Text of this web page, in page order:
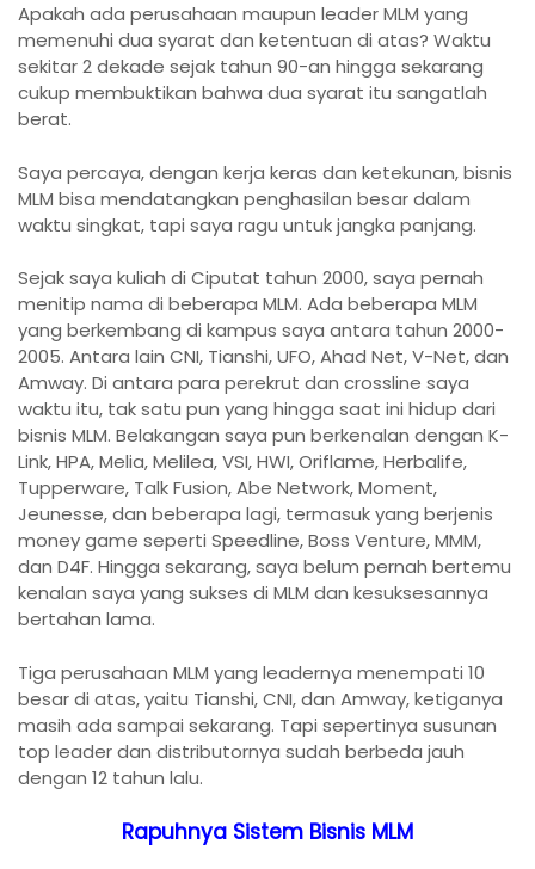
Apakah ada perusahaan maupun leader MLM yang
memenuhi dua syarat dan ketentuan di atas? Waktu
sekitar 2 dekade sejak tahun 90-an hingga sekarang
cukup membuktikan bahwa dua syarat itu sangatlah
berat.
Saya percaya, dengan kerja keras dan ketekunan, bisnis
MLM bisa mendatangkan penghasilan besar dalam
waktu singkat, tapi saya ragu untuk jangka panjang.
Sejak saya kuliah di Ciputat tahun 2000, saya pernah
menitip nama di beberapa MLM. Ada beberapa MLM
yang berkembang di kampus saya antara tahun 2000-
2005. Antara lain CNI, Tianshi, UFO, Ahad Net, V-Net, dan
Amway. Di antara para perekrut dan crossline saya
waktu itu, tak satu pun yang hingga saat ini hidup dari
bisnis MLM. Belakangan saya pun berkenalan dengan K-
Link, HPA, Melia, Melilea, VSI, HWI, Oriflame, Herbalife,
Tupperware, Talk Fusion, Abe Network, Moment,
Jeunesse, dan beberapa lagi, termasuk yang berjenis
money game seperti Speedline, Boss Venture, MMM,
dan D4F. Hingga sekarang, saya belum pernah bertemu
kenalan saya yang sukses di MLM dan kesuksesannya
bertahan lama.
Tiga perusahaan MLM yang leadernya menempati 10
besar di atas, yaitu Tianshi, CNI, dan Amway, ketiganya
masih ada sampai sekarang. Tapi sepertinya susunan
top leader dan distributornya sudah berbeda jauh
dengan 12 tahun lalu.
Rapuhnya Sistem Bisnis MLM